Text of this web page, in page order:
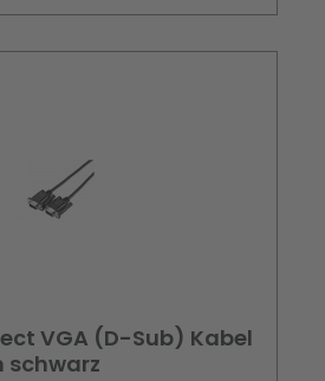
VGA (D-Sub) Kabel
schwarz